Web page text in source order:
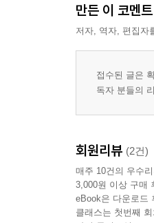
만든 이 코멘트
저자, 역자, 편집자
접수된 글은
독자 분들의
회원리뷰 (2건)
매주 10건의 우수
3,000원 이상 구매
eBook은 다운로드
클래스는 첫번째